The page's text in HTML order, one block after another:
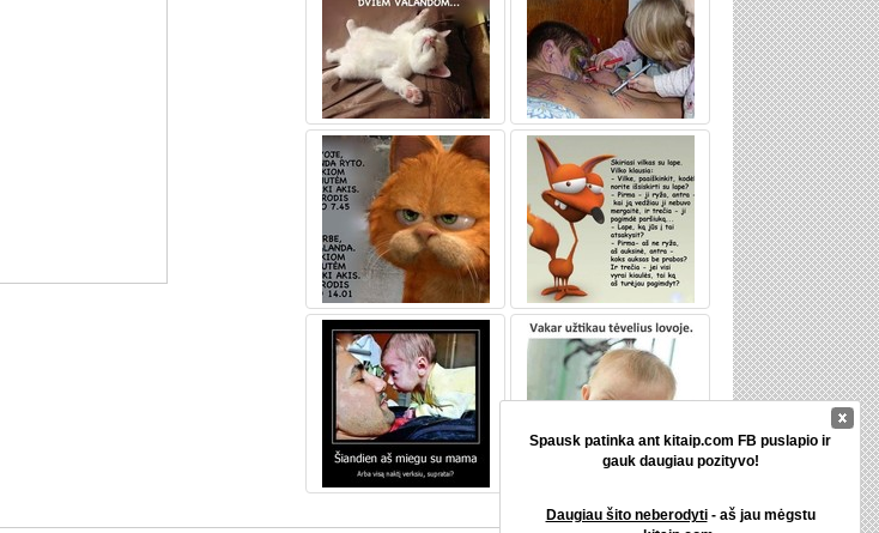
Spausk patinka ant kitaip.com FB puslapio ir
gauk daugiau pozityvo!
Daugiau šito neberodyti- aš jau mėgstu